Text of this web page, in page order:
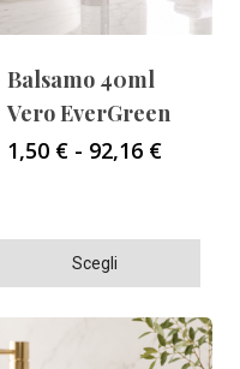
Scegli
Balsamo 40ml
Vero EverGreen
1,50 € - 92,16 €Fascia
a